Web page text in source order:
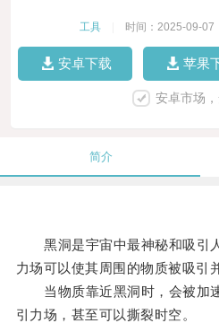
工具 时间：2025-09-07
安卓下载 苹果
安卓市场
简介
黑洞是宇宙中最神秘和吸引
力场可以使其周围的物质被吸引
当物质靠近黑洞时，会被加
引力场，甚至可以撕裂时空。